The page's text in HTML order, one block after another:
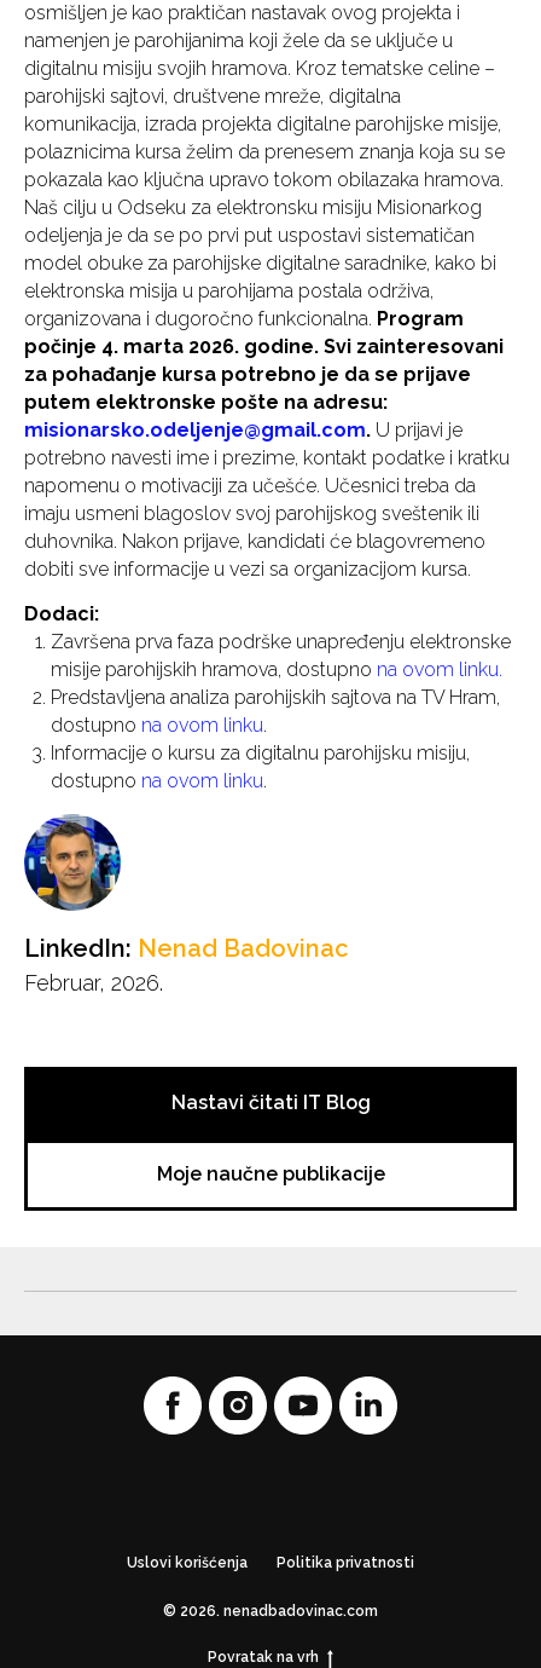
osmišljen je kao praktičan nastavak ovog projekta i
namenjen je parohijanima koji žele da se uključe u
digitalnu misiju svojih hramova. Kroz tematske celine –
parohijski sajtovi, društvene mreže, digitalna
komunikacija, izrada projekta digitalne parohijske misije,
polaznicima kursa želim da prenesem znanja koja su se
pokazala kao ključna upravo tokom obilazaka hramova.
Naš cilju u Odseku za elektronsku misiju Misionarkog
odeljenja je da se po prvi put uspostavi sistematičan
model obuke za parohijske digitalne saradnike, kako bi
elektronska misija u parohijama postala održiva,
organizovana i dugoročno funkcionalna. Program
počinje 4. marta 2026. godine. Svi zainteresovani
za pohađanje kursa potrebno je da se prijave
putem elektronske pošte na adresu:
misionarsko.odeljenje@gmail.com. U prijavi je
potrebno navesti ime i prezime, kontakt podatke i kratku
napomenu o motivaciji za učešće. Učesnici treba da
imaju usmeni blagoslov svoj parohijskog sveštenik ili
duhovnika. Nakon prijave, kandidati će blagovremeno
dobiti sve informacije u vezi sa organizacijom kursa.
Dodaci:
Završena prva faza podrške unapređenju elektronske
misije parohijskih hramova, dostupno na ovom linku.
Predstavljena analiza parohijskih sajtova na TV Hram,
dostupno na ovom linku.
Informacije o kursu za digitalnu parohijsku misiju,
dostupno na ovom linku.
LinkedIn: Nenad Badovinac
Februar, 2026.
Nastavi čitati IT Blog
Moje naučne publikacije
Uslovi korišćenja Politika privatnosti
© 2026. nenadbadovinac.com
Povratak na vrh